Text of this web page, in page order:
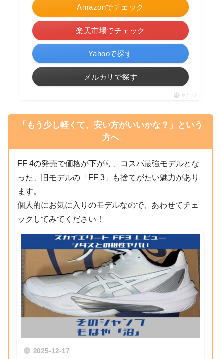
Amazonでチェック
楽天市場でチェック
Yahooで探す
メルカリで探す
ポチップ
「もう少し軽くて、安い方がいいかな？」という
方へ
FF 4の発売で価格が下がり、コスパ最強モデルとな
った、旧モデルの「FF 3」も捨てがたい魅力があり
ます。
個人的にお気に入りのモデルなので、あわせてチェ
ックしてみてください！
2025-12-17